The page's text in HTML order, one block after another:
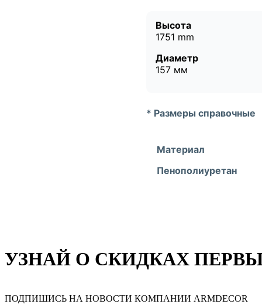
Высота
1751 mm
Диаметр
157 мм
* Размеры справочные
Материал
Пенополиуретан
УЗНАЙ О СКИДКАХ
ПОДПИШИСЬ НА НОВОСТИ КОМПАНИИ ARMDECOR